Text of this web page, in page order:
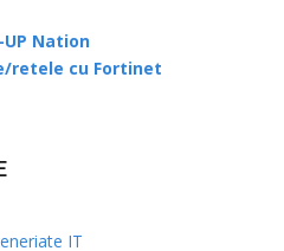
Nation
retele cu Fortinet